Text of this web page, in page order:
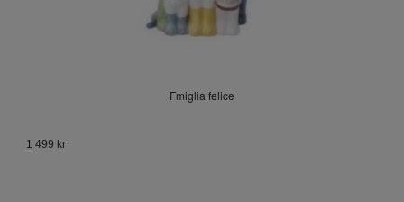
Fmiglia felice
1 499 kr